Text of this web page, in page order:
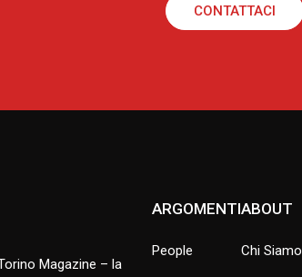
CONTATTACI
Magazine – la
ARGOMENTI
People
ABOUT
Chi Siamo